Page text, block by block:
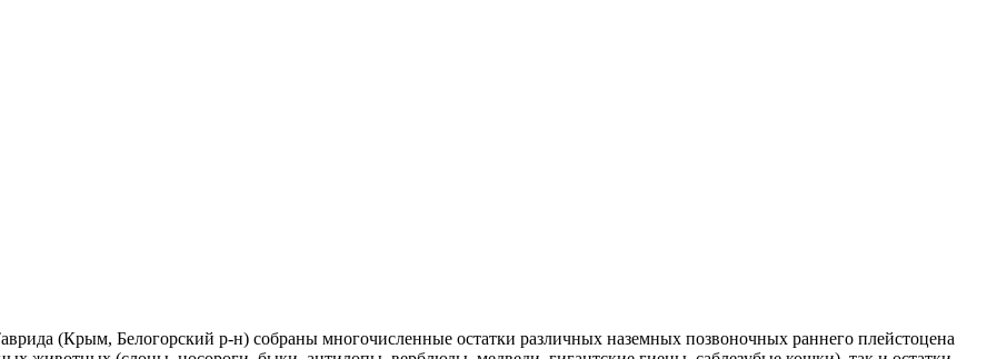
(Крым, Белогорский р-н) собраны многочисленные остатки различных наземных позвоночных раннего плейстоцена